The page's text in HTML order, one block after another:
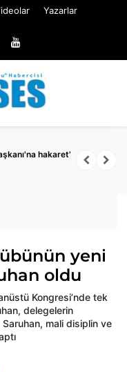
Yazarlar
hakaret'
yeni
oldu
Kongresi’nde tek
delegelerin
mali disiplin ve